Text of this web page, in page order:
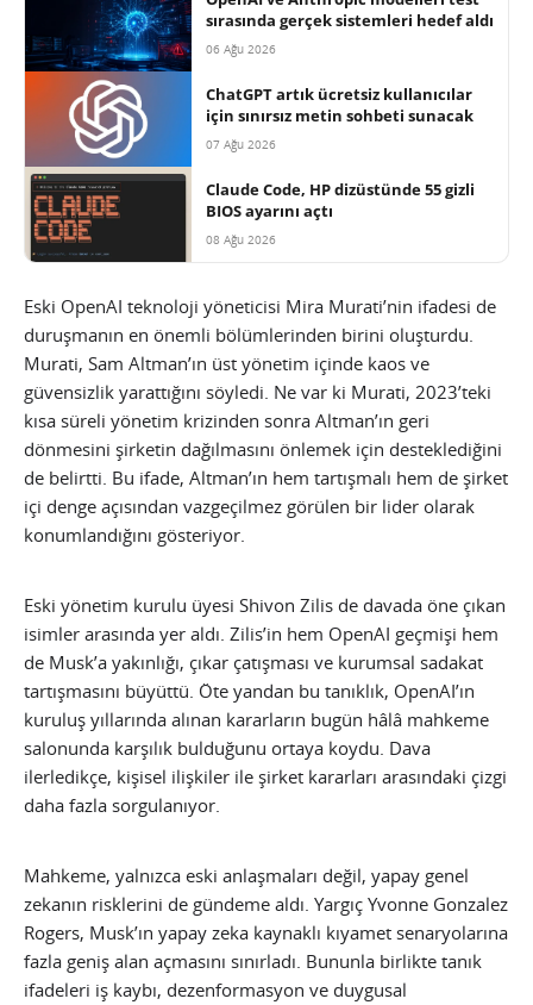
sırasında gerçek sistemleri hedef aldı
06 Ağu 2026
ChatGPT artık ücretsiz kullanıcılar
için sınırsız metin sohbeti sunacak
07 Ağu 2026
Claude Code, HP dizüstünde 55 gizli
BIOS ayarını açtı
08 Ağu 2026
Eski OpenAI teknoloji yöneticisi Mira Murati’nin ifadesi de
duruşmanın en önemli bölümlerinden birini oluşturdu.
Murati, Sam Altman’ın üst yönetim içinde kaos ve
güvensizlik yarattığını söyledi. Ne var ki Murati, 2023’teki
kısa süreli yönetim krizinden sonra Altman’ın geri
dönmesini şirketin dağılmasını önlemek için desteklediğini
de belirtti. Bu ifade, Altman’ın hem tartışmalı hem de şirket
içi denge açısından vazgeçilmez görülen bir lider olarak
konumlandığını gösteriyor.
Eski yönetim kurulu üyesi Shivon Zilis de davada öne çıkan
isimler arasında yer aldı. Zilis’in hem OpenAI geçmişi hem
de Musk’a yakınlığı, çıkar çatışması ve kurumsal sadakat
tartışmasını büyüttü. Öte yandan bu tanıklık, OpenAI’ın
kuruluş yıllarında alınan kararların bugün hâlâ mahkeme
salonunda karşılık bulduğunu ortaya koydu. Dava
ilerledikçe, kişisel ilişkiler ile şirket kararları arasındaki çizgi
daha fazla sorgulanıyor.
Mahkeme, yalnızca eski anlaşmaları değil, yapay genel
zekanın risklerini de gündeme aldı. Yargıç Yvonne Gonzalez
Rogers, Musk’ın yapay zeka kaynaklı kıyamet senaryolarına
fazla geniş alan açmasını sınırladı. Bununla birlikte tanık
ifadeleri iş kaybı, dezenformasyon ve duygusal